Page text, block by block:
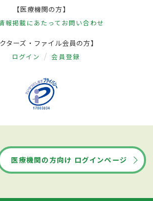
【医療機関の方】
報掲載にあたって お問い合わせ
クターズ・ファイル会員の方】
ログイン 会員登録
医療機関の方向け ログインページ